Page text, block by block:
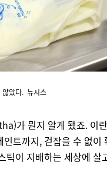
않았다. 뉴시스
가 뭔지 알게 됐죠. 이
트까지, 걷잡을 수 없이
틱이 지배하는 세상에 살